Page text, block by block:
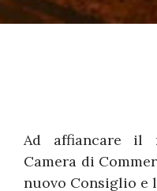
Ad affiancare il
Camera di
nuovo Consiglio e